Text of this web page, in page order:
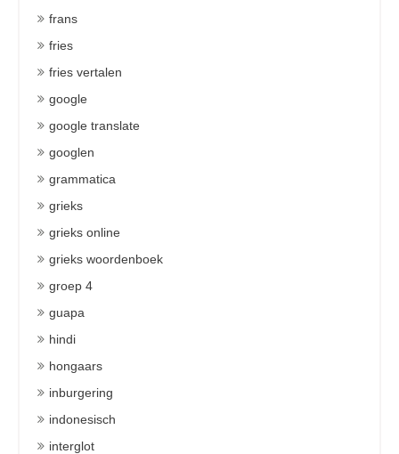
frans
fries
fries vertalen
google
google translate
googlen
grammatica
grieks
grieks online
grieks woordenboek
groep 4
guapa
hindi
hongaars
inburgering
indonesisch
interglot